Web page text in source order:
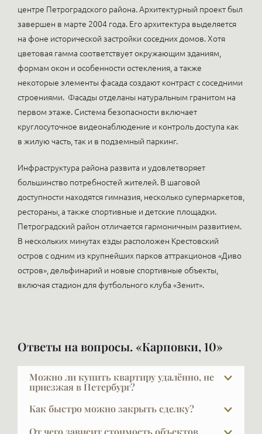
центре Петроградского района. Архитектурный проект был
завершен в марте 2004 года. Его архитектура выделяется
на фоне исторической застройки соседних домов. Хотя
цветовая гамма соответствует окружающим зданиям,
формам окон и особенности остекления, а также
некоторые элементы фасада создают контраст с соседними
строениями. Фасады отделаны натуральным гранитом на
первом этаже. Система безопасности включает
круглосуточное видеонаблюдение и контроль доступа как
в жилую часть, так и в подземный паркинг.
Инфраструктура района развита и удовлетворяет
большинство потребностей жителей. В шаговой
доступности находятся гимназия, несколько супермаркетов,
рестораны, а также спортивные и детские площадки.
Петроградский район отличается гармоничным развитием.
В нескольких минутах езды расположен Крестовский
остров с одним из крупнейших парков аттракционов «Диво
остров», дельфинарий и новые спортивные объекты,
включая стадион для футбольного клуба «Зенит».
Ответы на вопросы. «Карповки, 10»
Можно ли купить квартиру удалённо, не
приезжая в Петербург?
Да, мы регулярно работаем с покупателями из
разных городов. И Москвы и Челябинска, Воркуты,
Саха-Якутии, Краснодара…. Организуем
Как быстро можно закрыть сделку?
Обычный срок сделки — около трёх недель.
От чего зависит стоимость объектов